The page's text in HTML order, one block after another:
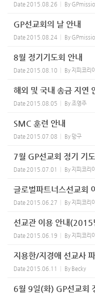
Date 2015.08.26 By
GP선교회의 날 안내
Date 2015.08.24 By
8월 정기기도회 안내
Date 2015.08.10 By 지피코리
해외 및 국내 송금 지연
Date 2015.08.05 By조영주
SMC 훈련 안내
Date 2015.07.08 By 망구
7월 GP선교회 정기 기
Date 2015.07.01 By 지피코리
글로벌파트너스선교회
Date 2015.06.27 By 지피코리
선교관 이용 안내(2015
Date 2015.06.19 By 지피코리
지용한/지경애 선교사
Date 2015.06.11 By Becky
6월 9일(화) GP선교회